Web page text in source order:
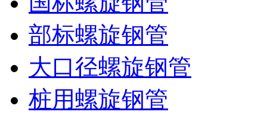
部标螺旋钢管
大口径螺旋钢管
桩用螺旋钢管